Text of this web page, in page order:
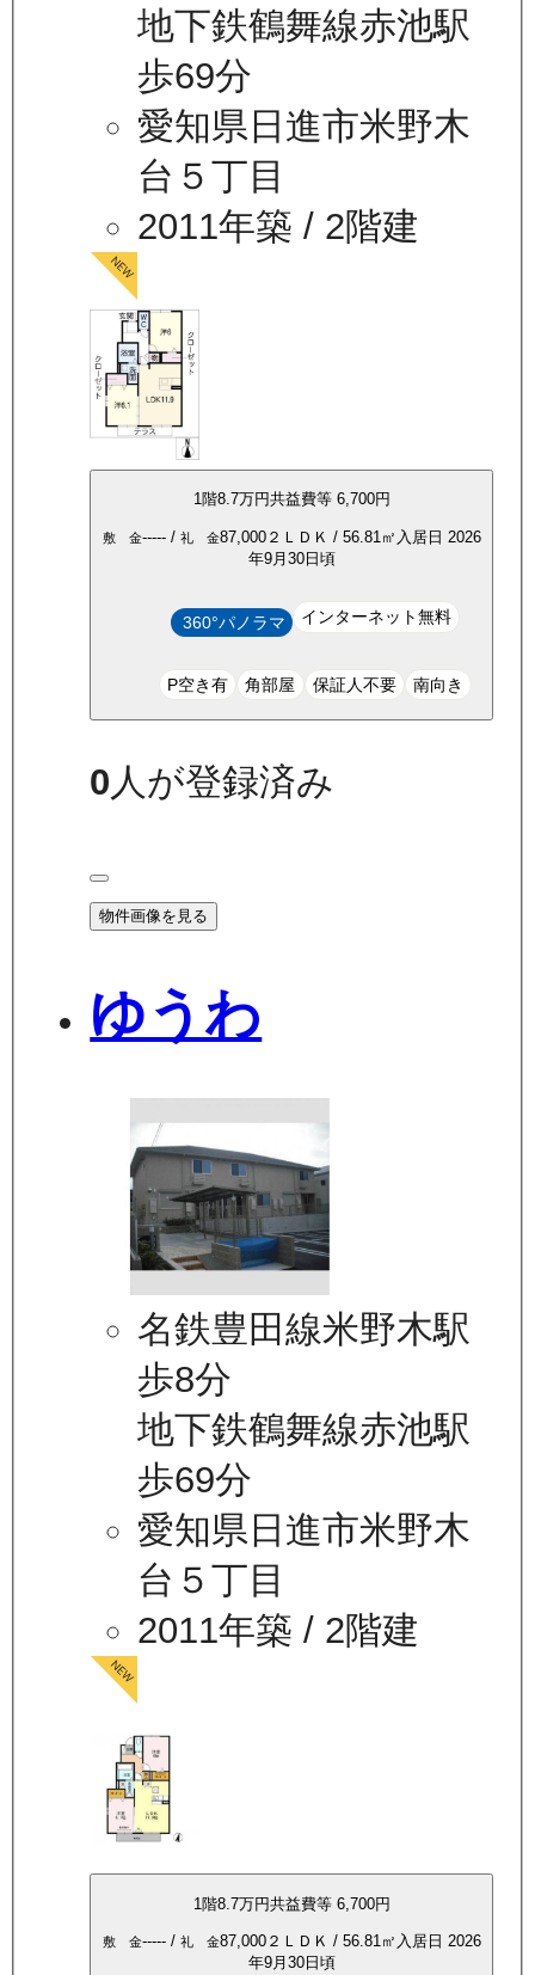
地下鉄鶴舞線赤池駅
歩69分
愛知県日進市米野木
台５丁目
2011年築 / 2階建
1階8.7万円共益費等 6,700円
敷 金-----/ 礼 金87,000２ＬＤＫ / 56.81 ㎡ 入居日 2026
年9月30日頃
360°パノラマ インターネット無料
P空き有 角部屋 保証人不要 南向き
0 人が登録済み
物件画像を見る
ゆうわ
名鉄豊田線米野木駅
歩8分
地下鉄鶴舞線赤池駅
歩69分
愛知県日進市米野木
台５丁目
2011年築 / 2階建
1階8.7万円共益費等 6,700円
敷 金-----/ 礼 金87,000２ＬＤＫ / 56.81 ㎡ 入居日 2026
年9月30日頃